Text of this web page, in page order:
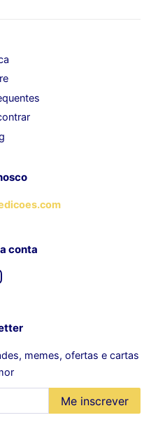
conta
memes, ofertas e cartas
Me inscrever